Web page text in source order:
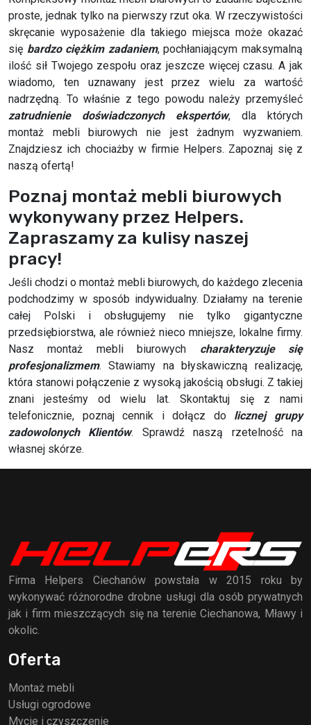
proste, jednak tylko na pierwszy rzut oka. W rzeczywistości
skręcanie wyposażenie dla takiego miejsca może okazać
się bardzo ciężkim zadaniem, pochłaniającym maksymalną
ilość sił Twojego zespołu oraz jeszcze więcej czasu. A jak
wiadomo, ten uznawany jest przez wielu za wartość
nadrzędną. To właśnie z tego powodu należy przemyśleć
zatrudnienie doświadczonych ekspertów, dla których
montaż mebli biurowych nie jest żadnym wyzwaniem.
Znajdziesz ich chociażby w firmie Helpers. Zapoznaj się z
naszą ofertą!
Poznaj montaż mebli biurowych
wykonywany przez Helpers.
Zapraszamy za kulisy naszej
pracy!
Jeśli chodzi o montaż mebli biurowych, do każdego zlecenia
podchodzimy w sposób indywidualny. Działamy na terenie
całej Polski i obsługujemy nie tylko gigantyczne
przedsiębiorstwa, ale również nieco mniejsze, lokalne firmy.
Nasz montaż mebli biurowych charakteryzuje się
profesjonalizmem. Stawiamy na błyskawiczną realizację,
która stanowi połączenie z wysoką jakością obsługi. Z takiej
znani jesteśmy od wielu lat. Skontaktuj się z nami
telefonicznie, poznaj cennik i dołącz dolicznej grupy
zadowolonych Klientów. Sprawdź naszą rzetelność na
własnej skórze.
Firma Helpers Ciechanów powstała w 2015 roku by
wykonywać różnorodne drobne usługi dla osób prywatnych
jak i firm mieszczących się na terenie Ciechanowa, Mławy i
okolic.
Oferta
Montaż mebli
Usługi ogrodowe
Mycie i czyszczenie